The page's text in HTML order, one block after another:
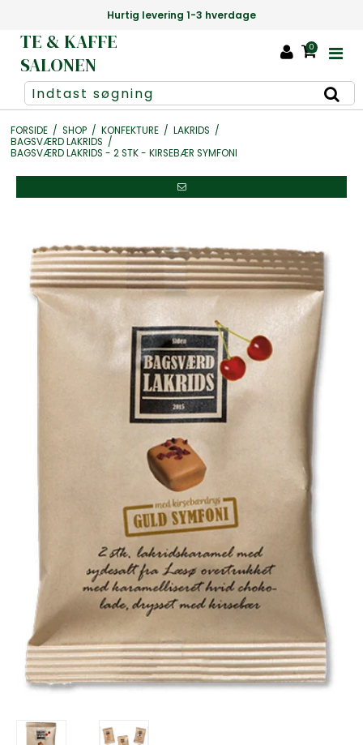
Danmarks største udvalg af te +1000 slags
TE & KAFFE
SALONEN
0
FORSIDE / SHOP / KONFEKTURE / LAKRIDS /
BAGSVÆRD LAKRIDS /
BAGSVÆRD LAKRIDS - 2 STK - KIRSEBÆR SYMFONI